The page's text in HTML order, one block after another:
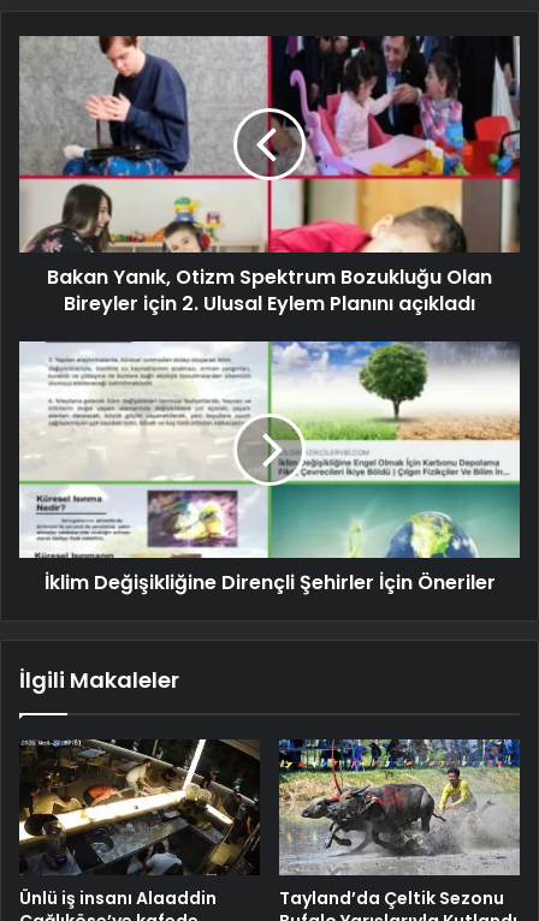
Bakan Yanık, Otizm Spektrum Bozukluğu Olan
Bireyler için 2. Ulusal Eylem Planını açıkladı
İklim Değişikliğine Dirençli Şehirler İçin Öneriler
İlgili Makaleler
Ünlü iş insanı Alaaddin
Tayland’da Çeltik Sezonu